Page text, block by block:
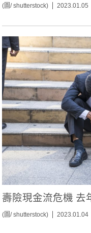
(圖/ shutterstock) 2023.01.05
壽險現金流危機 去
(圖/ shutterstock) 2023.01.04